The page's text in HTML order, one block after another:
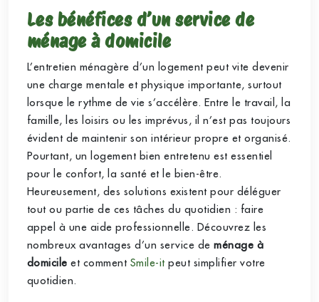
Les bénéfices d’un service de
ménage à domicile
L’entretien ménagère d’un logement peut vite devenir
une charge mentale et physique importante, surtout
lorsque le rythme de vie s’accélère. Entre le travail, la
famille, les loisirs ou les imprévus, il n’est pas toujours
évident de maintenir son intérieur propre et organisé.
Pourtant, un logement bien entretenu est essentiel
pour le confort, la santé et le bien-être.
Heureusement, des solutions existent pour déléguer
tout ou partie de ces tâches du quotidien : faire
appel à une aide professionnelle. Découvrez les
nombreux avantages d’un service deménage à
domicile et comment Smile-it peut simplifier votre
quotidien.